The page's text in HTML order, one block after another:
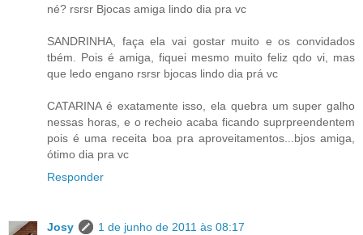
né? rsrsr Bjocas amiga lindo dia pra vc
SANDRINHA, faça ela vai gostar muito e os convidados
tbém. Pois é amiga, fiquei mesmo muito feliz qdo vi, mas
que ledo engano rsrsr bjocas lindo dia prá vc
CATARINA é exatamente isso, ela quebra um super galho
nessas horas, e o recheio acaba ficando suprpreendentem
pois é uma receita boa pra aproveitamentos...bjos amiga,
ótimo dia pra vc
Responder
Josy
1 de junho de 2011 às 08:17